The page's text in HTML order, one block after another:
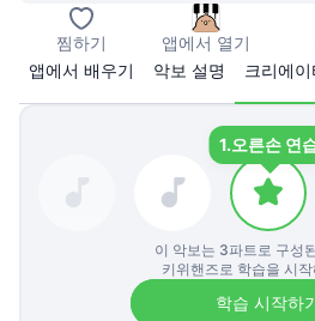
찜하기 앱에서 열기
앱에서 배우기
악보 설명 크리에
1.오른손 연
이 악보는 3파트로 구성
키위핸즈로 학습을 시
학습 시작하